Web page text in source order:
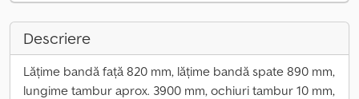
Descriere
Lățime bandă față 820 mm, lățime bandă spate 890 mm,
lungime tambur aprox. 3900 mm, ochiuri tambur 10 mm,